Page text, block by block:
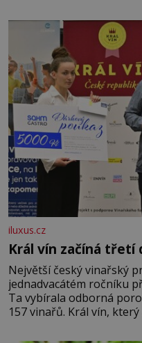
král. Nebo že by ne?
podél Kaspického a
iluxus.cz
Král vín začíná třetí
Největší český vinařský
jednadvacátém ročníku
Ta vybírala odborná
157 vinařů. Král vín,